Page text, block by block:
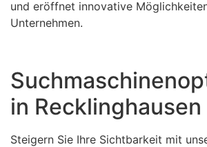
und eröffnet innovative
Unternehmen.
in Recklinghausen
Steigern Sie Ihre Sichtbarkeit mit